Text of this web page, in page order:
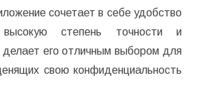
сочетает в себе удобство
высокую степень точности и
его отличным выбором для
свою конфиденциальность